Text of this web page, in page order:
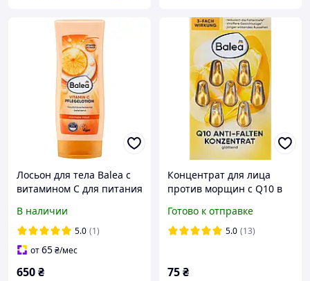
Лосьон для тела Balea с
витамином C для питания
В наличии
5.0 (1)
от65₴/мес
650₴
Концентрат для лица
против морщин с Q10 в
Konzentrat Q10 7 шт
Готово к отправке
5.0 (13)
75₴